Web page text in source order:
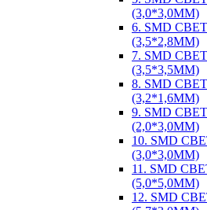
(3,0*3,0ММ)
6. SMD
(3,5*2,8ММ)
7. SMD
(3,5*3,5ММ)
8. SMD
(3,2*1,6ММ)
9. SMD
(2,0*3,0ММ)
10. SMD
(3,0*3,0ММ)
11. SMD
(5,0*5,0ММ)
12. SMD